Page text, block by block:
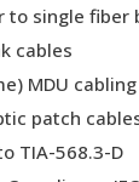
to single fiber
cables
MDU cabling
patch
TIA-568.3-D